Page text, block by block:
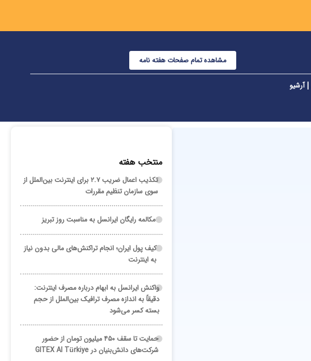
مشاهده تمام صفحات هفته نامه
آرشیو
منتخب هفته
تکذیب اعمال ضریب ۲.۷ برای اینترنت بین‌الملل از
سوی سازمان تنظیم مقررات
مکالمه رایگان ایرانسل به مناسبت روز تبریز
کیف پول ایران؛ انجام تراکنش‌های مالی بدون نیاز
به اینترنت
واکنش ایرانسل به ابهام درباره مصرف اینترنت:
دقیقاً به اندازه مصرف ترافیک بین‌الملل از حجم
بسته کسر می‌شود
حمایت تا سقف ۴۵۰ میلیون تومان از حضور
شرکت‌های دانش‌بنیان در GITEX AI Türkiye